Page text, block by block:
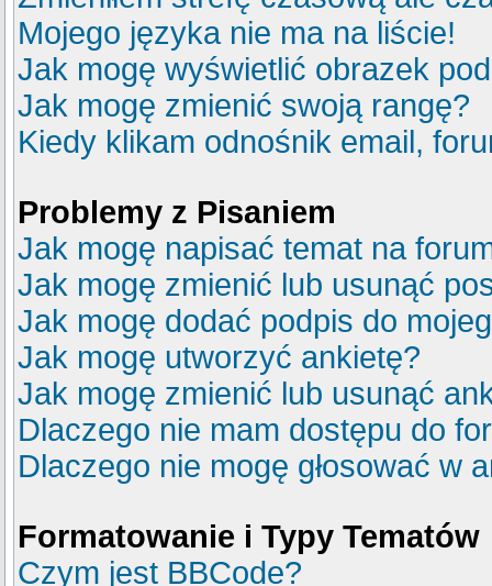
Mojego języka nie ma na liście!
Jak mogę wyświetlić obrazek
Jak mogę zmienić swoją rangę?
Kiedy klikam odnośnik email,
Problemy z Pisaniem
Jak mogę napisać temat na
Jak mogę zmienić lub usunąć
Jak mogę dodać podpis do
Jak mogę utworzyć ankietę?
Jak mogę zmienić lub usunąć
Dlaczego nie mam dostępu do
Dlaczego nie mogę głosować w
Formatowanie i Typy Tematów
Czym jest BBCode?